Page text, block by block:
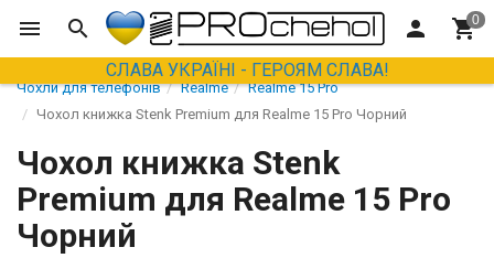
СЛАВА УКРАЇНІ - ГЕРОЯМ СЛАВА!
Чохли для телефонів Realme
Realme 15 Pro
Чохол книжка Stenk Premium для Realme 15 Pro Чорний
Чохол книжка Stenk
Premium для Realme 15 Pro
Чорний